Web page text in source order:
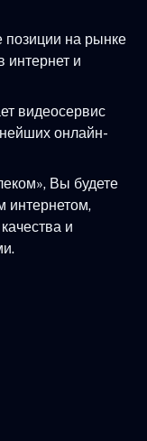
позиции на рынке
интернет и
видеосервис
онлайн-
Вы будете
интернетом,
и